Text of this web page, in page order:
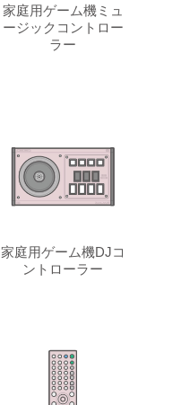
家庭用ゲーム機ミュ
ージックコントロー
ラー
家庭用ゲーム機DJコ
ントローラー